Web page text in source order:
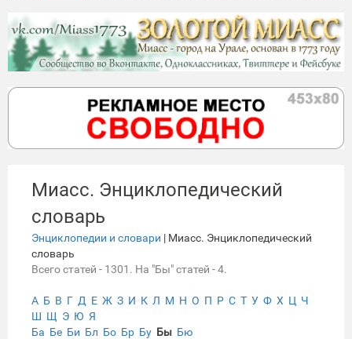
Миасс. Энциклопедический
словарь
Энциклопедии и словари | Миасс. Энциклопедический
словарь
Всего статей - 1301. На "Бы" статей - 4.
А Б В Г Д Е Ж З И К Л М Н О П Р С Т У Ф Х Ц Ч
Ш Щ Э Ю Я
Ба Бе Би Бл Бо Бр Бу Бы Бю